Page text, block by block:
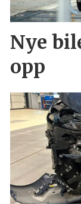
Nye
opp